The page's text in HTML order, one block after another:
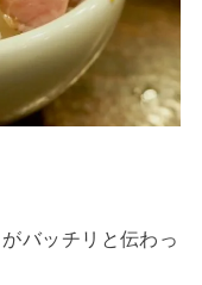
バッチリと伝わっ